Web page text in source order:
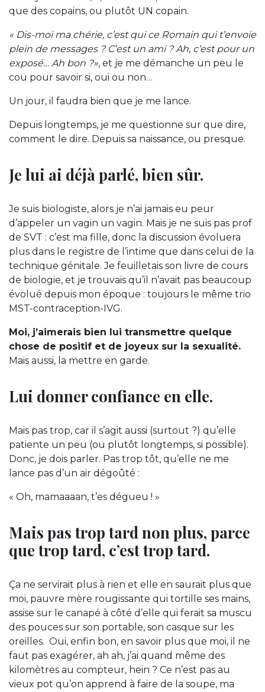
que des copains, ou plutôt UN copain.
« Dis-moi ma chérie, c’est qui ce Romain qui t’envoie
plein de messages ? C’est un ami ? Ah, c’est pour un
exposé… Ah bon ?», et je me démanche un peu le
cou pour savoir si, oui ou non…
Un jour, il faudra bien que je me lance.
Depuis longtemps, je me questionne sur que dire,
comment le dire. Depuis sa naissance, ou presque.
Je lui ai déjà parlé, bien sûr.
Je suis biologiste, alors je n’ai jamais eu peur
d’appeler un vagin un vagin. Mais je ne suis pas prof
de SVT : c’est ma fille, donc la discussion évoluera
plus dans le registre de l’intime que dans celui de la
technique génitale. Je feuilletais son livre de cours
de biologie, et je trouvais qu’il n’avait pas beaucoup
évolué depuis mon époque : toujours le même trio
MST-contraception-IVG.
Moi, j’aimerais bien lui transmettre quelque
chose de positif et de joyeux sur la sexualité.
Mais aussi, la mettre en garde.
Lui donner confiance en elle.
Mais pas trop, car il s’agit aussi (surtout ?) qu’elle
patiente un peu (ou plutôt longtemps, si possible).
Donc, je dois parler. Pas trop tôt, qu’elle ne me
lance pas d’un air dégoûté :
« Oh, mamaaaan, t’es dégueu ! »
Mais pas trop tard non plus, parce
que trop tard, c’est trop tard.
Ça ne servirait plus à rien et elle en saurait plus que
moi, pauvre mère rougissante qui tortille ses mains,
assise sur le canapé à côté d’elle qui ferait sa muscu
des pouces sur son portable, son casque sur les
oreilles. Oui, enfin bon, en savoir plus que moi, il ne
faut pas exagérer, ah ah, j’ai quand même des
kilomètres au compteur, hein ? Ce n’est pas au
vieux pot qu’on apprend à faire de la soupe, ma